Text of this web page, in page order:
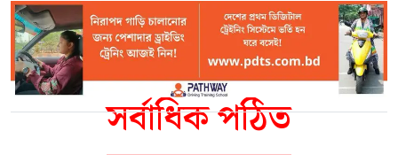
সর্বাধিক পঠিত